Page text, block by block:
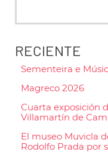
RECIENTE
Sementeira e
Magreco 2026
Cuarta exposición
Villamartín de
El museo Muvicla
Rodolfo Prada por